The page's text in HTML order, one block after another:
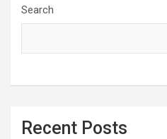
Search
Recent Posts